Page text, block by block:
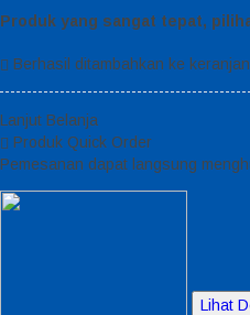
Produk yang sangat tepat,
Berhasil ditambahkan ke
Lanjut Belanja
Produk Quick Order
Pemesanan dapat langsung
Lihat